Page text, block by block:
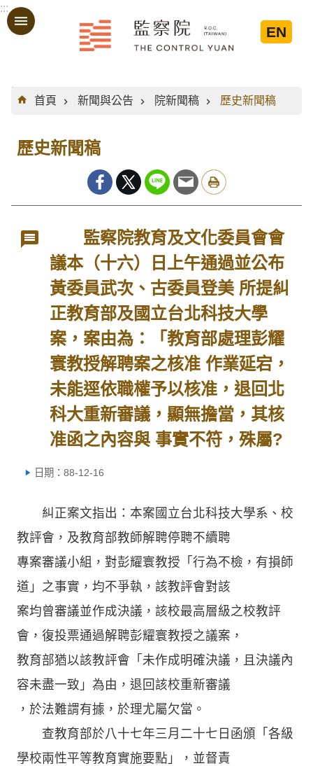
跳到主要內容區塊
:::
EN
:::
首頁
新聞與公告 院新聞稿 歷史新聞稿
歷史新聞稿
監察院教育及文化委員會會
議本（十六）日上午通過並公布
黃委員武次、古委員登美 所提糾
正教育部及國立台北科技大學
案，案由為：「教育部處理彭耀
寰教授解聘案之核准 作業延宕，
未能逕依職權予以核准，退回北
科大重新審議，顯無擔當，其核
准函之內容與 事實不符，殊屬?
日期：88-12-16
糾正案文指出：本案國立台北科技大學系、校
教評會，及教育部教師解聘停聘不續聘
專案審議小組，對彭耀寰教授「行為不檢，有損師
道」之事實，均不爭執，該教評會對該
案均曾審議並作成決議，該校最高層級之校教評
會，復投票通過解聘彭耀寰教授之議案，
教育部猶以該教評會「未作成明確決議，且決議內
容未盡一致」為由，退回該校重新審議
，於法難謂有據，於理尤屬欠當。
查教育部於八十七年三月二十七日函頒「各級
學校兩性平等教育實施要點」，並督責